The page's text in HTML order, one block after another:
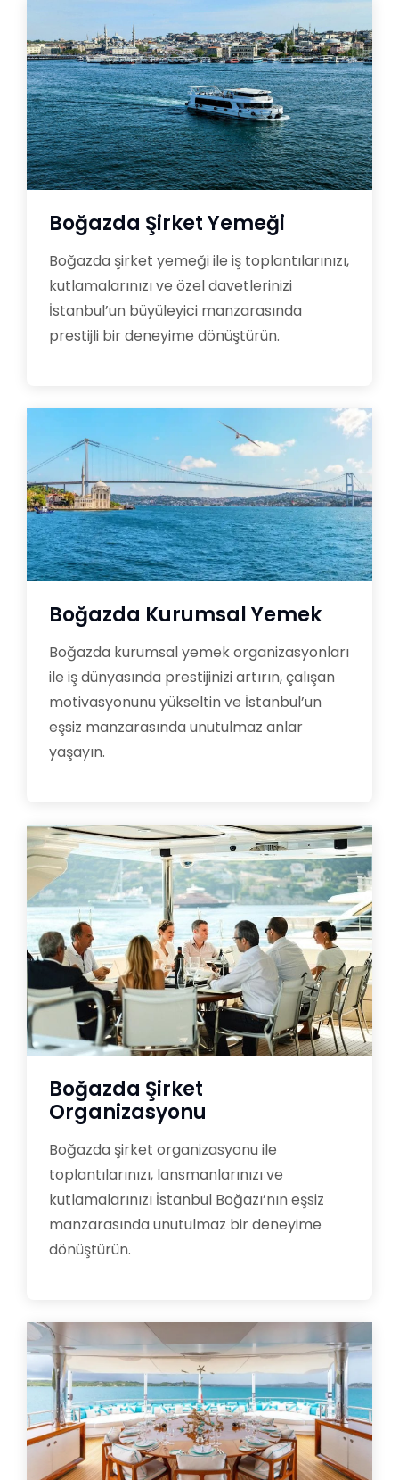
Boğazda Şirket Yemeği
Boğazda şirket yemeği ile iş toplantılarınızı,
kutlamalarınızı ve özel davetlerinizi
İstanbul’un büyüleyici manzarasında
prestijli bir deneyime dönüştürün.
Boğazda Kurumsal Yemek
Boğazda kurumsal yemek organizasyonları
ile iş dünyasında prestijinizi artırın, çalışan
motivasyonunu yükseltin ve İstanbul’un
eşsiz manzarasında unutulmaz anlar
yaşayın.
Boğazda Şirket
Organizasyonu
Boğazda şirket organizasyonu ile
toplantılarınızı, lansmanlarınızı ve
kutlamalarınızı İstanbul Boğazı’nın eşsiz
manzarasında unutulmaz bir deneyime
dönüştürün.